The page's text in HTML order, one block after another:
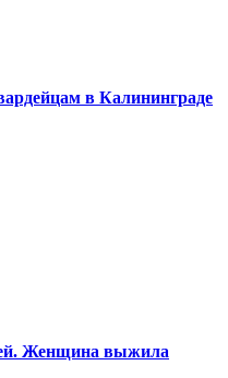
в Калининграде
Женщина выжила